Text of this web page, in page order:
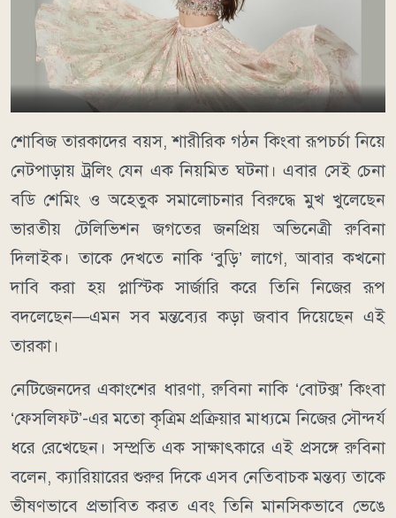
শোবিজ তারকাদের বয়স, শারীরিক গঠন কিংবা রূপচর্চা নিয়ে
নেটপাড়ায় ট্রলিং যেন এক নিয়মিত ঘটনা। এবার সেই চেনা
বডি শেমিং ও অহেতুক সমালোচনার বিরুদ্ধে মুখ খুলেছেন
ভারতীয় টেলিভিশন জগতের জনপ্রিয় অভিনেত্রী রুবিনা
দিলাইক। তাকে দেখতে নাকি ‘বুড়ি’ লাগে, আবার কখনো
দাবি করা হয় প্লাস্টিক সার্জারি করে তিনি নিজের রূপ
বদলেছেন—এমন সব মন্তব্যের কড়া জবাব দিয়েছেন এই
তারকা।
নেটিজেনদের একাংশের ধারণা, রুবিনা নাকি ‘বোটক্স’ কিংবা
‘ফেসলিফট’-এর মতো কৃত্রিম প্রক্রিয়ার মাধ্যমে নিজের সৌন্দর্য
ধরে রেখেছেন। সম্প্রতি এক সাক্ষাৎকারে এই প্রসঙ্গে রুবিনা
বলেন, ক্যারিয়ারের শুরুর দিকে এসব নেতিবাচক মন্তব্য তাকে
ভীষণভাবে প্রভাবিত করত এবং তিনি মানসিকভাবে ভেঙে